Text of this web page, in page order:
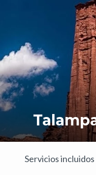
Servicios incluidos